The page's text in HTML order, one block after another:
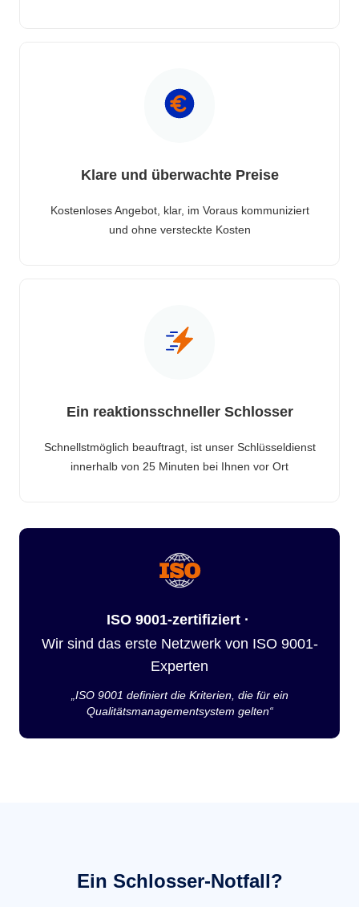
Klare und überwachte Preise
Kostenloses Angebot, klar, im Voraus kommuniziert
und ohne versteckte Kosten
Ein reaktionsschneller Schlosser
Schnellstmöglich beauftragt, ist unser Schlüsseldienst
innerhalb von 25 Minuten bei Ihnen vor Ort
ISO 9001-zertifiziert ·
Wir sind das erste Netzwerk von ISO 9001-
Experten
„ISO 9001 definiert die Kriterien, die für ein
Qualitätsmanagementsystem gelten“
Ein Schlosser-Notfall?